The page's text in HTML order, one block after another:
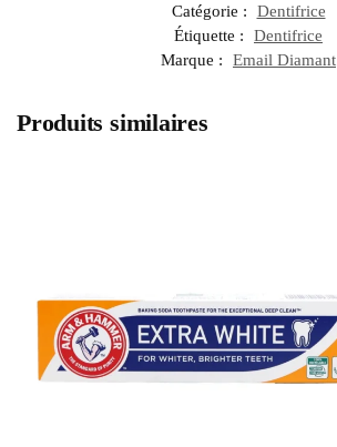
Catégorie :
Dentifrice
Étiquette :
Dentifrice
Marque :
Email Diamant
Produits similaires